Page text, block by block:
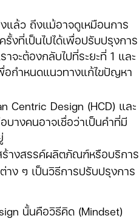
ล้ว ถึงแม้อาจดูเหมือนการ
งที่เป็นไปได้เพื่อปรับปรุงการ
ะต้องกลับไปที่ระยะที่ 1 และ
อกำหนดแนวทางแก้ไขปัญหา
Centric Design (HCD) และ
างคนอาจเชื่อว่าเป็นคำที่มี
ร้างสรรค์ผลิตภัณฑ์หรือบริการ
ง ๆ เป็นวิธีการปรับปรุงการ
นั้นคือวิธีคิด (Mindset)